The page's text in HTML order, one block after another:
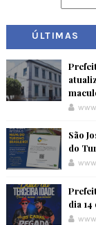
ÚLTIMAS
São
do
dia